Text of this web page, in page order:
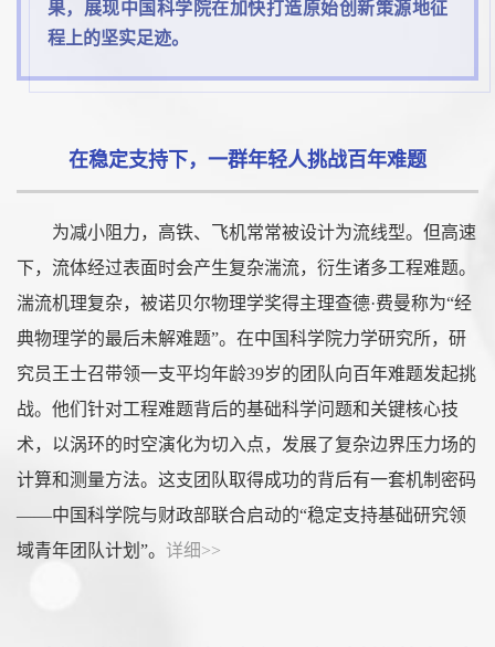
果，展现中国科学院在加快打造原始创新策源地征
程上的坚实足迹。
在稳定支持下，一群年轻人挑战百年难题
为减小阻力，高铁、飞机常常被设计为流线型。但高速
下，流体经过表面时会产生复杂湍流，衍生诸多工程难题。
湍流机理复杂，被诺贝尔物理学奖得主理查德·费曼称为“经
典物理学的最后未解难题”。在中国科学院力学研究所，研
究员王士召带领一支平均年龄39岁的团队向百年难题发起挑
战。他们针对工程难题背后的基础科学问题和关键核心技
术，以涡环的时空演化为切入点，发展了复杂边界压力场的
计算和测量方法。这支团队取得成功的背后有一套机制密码
——中国科学院与财政部联合启动的“稳定支持基础研究领
域青年团队计划”。 详细>>